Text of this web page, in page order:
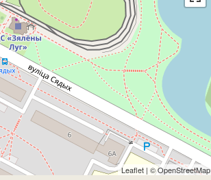
Leaflet | ©OpenStreetMap